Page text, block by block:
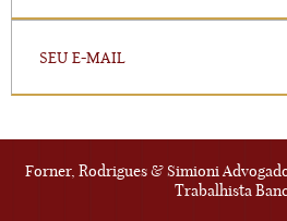
Forner, Rodrigues & Simioni
Trabalhista